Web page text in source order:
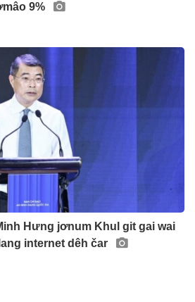
9%
Hưng jơnum Khul git gai wai
internet dêh čar